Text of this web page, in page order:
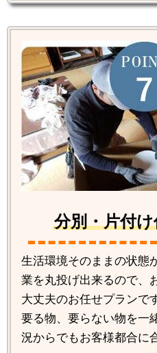
分別・片付
生活環境そのままの状態
業を丸投げ出来るので、
大丈夫のお任せプランで
要る物、要らない物を一
況からでもお客様都合に